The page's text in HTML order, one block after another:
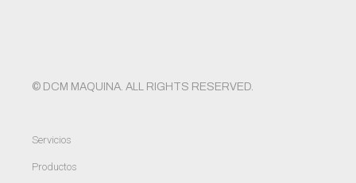
© DCM MAQUINA. ALL RIGHTS RESERVED.
Servicios
Productos